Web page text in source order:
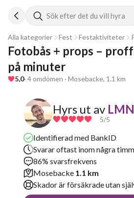
Sök efter det du vill hyra
Alla kategorier Fest Festaktiviteter
Fotobås + props –
på minuter
5,0· 4 omdömen · Mosebacke, 1.1 km
Hyrs ut av
5/5
Identifierad med BankID
Svarar oftast inom några
86% svarsfrekvens
Mosebacke 1.1 km
Skador är försäkrade utan